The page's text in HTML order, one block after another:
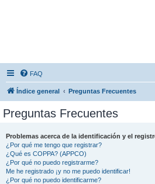
FAQ
Índice general Preguntas Frecuentes
Preguntas Frecuentes
Problemas acerca de la identificación y el
¿Por qué me tengo que registrar?
¿Qué es COPPA? (APPCO)
¿Por qué no puedo registrarme?
Me he registrado ¡y no me puedo identificar!
¿Por qué no puedo identificarme?